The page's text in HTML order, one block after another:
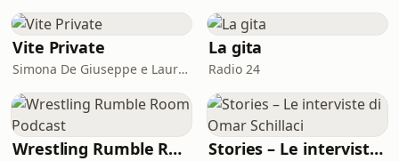
Vite Private
Simona De Giuseppe e Laura Marinaro
La gita
Radio 24
Wrestling Rumble Room Podcast Stories – Le interviste di Omar Schillaci